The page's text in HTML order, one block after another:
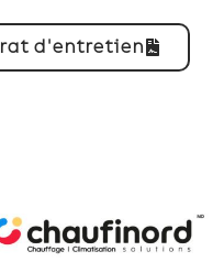
d'entretien